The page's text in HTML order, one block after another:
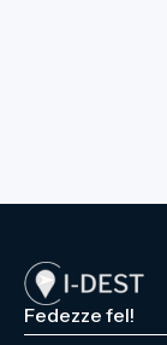
Fedezze fel!